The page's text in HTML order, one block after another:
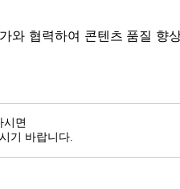
와 협력하여 콘텐츠 품질 향
시면
기 바랍니다.